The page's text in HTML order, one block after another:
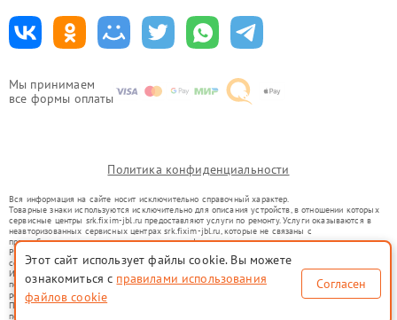
Мы принимаем
все формы оплаты
Политика конфиденциальности
Вся информация на сайте носит исключительно справочный характер.
Товарные знаки используются исключительно для описания устройств, в отношении которых
сервисные центры srk.fixim-jbl.ru предоставляют услуги по ремонту. Услуги оказываются в
неавторизованных сервисных центрах srk.fixim-jbl.ru, которые не связаны с
правообладателями товарных знаков или их официальными представителями.
Ремонт осуществляется для устройств, уже введенных в гражданский оборот в соответствии
со статьей 1487 ГК РФ.
Использование товарных знаков не преследует цели индивидуализации услуг или введения
потребителей в заблуждение, а служит для информирования о предоставляемых услугах по
ремонту техники указанных брендов.
Представленная на сайте информация не является публичной офертой, определяемой
положениями Статьи 437(2) Гражданского кодекса РФ
Этот сайт использует файлы cookie. Вы можете
ознакомиться с правилами использования
файлов cookie
Согласен